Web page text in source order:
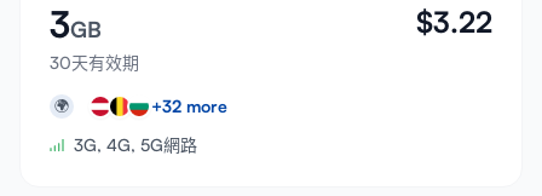
3GB
30天有效期
$3.22
🌍 +32 more
3G, 4G, 5G網路